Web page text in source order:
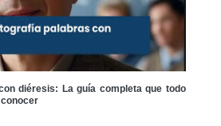
diéresis: La guía completa que todo
conocer